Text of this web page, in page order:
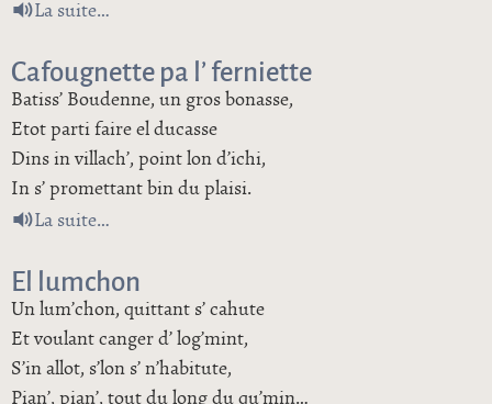
La suitede L’ panier d’ pronnes
Cafougnette pa l’ ferniette
Batiss’ Boudenne, un gros bonasse,
Etot parti faire el ducasse
Dins in villach’, point lon d’ichi,
In s’ promettant bin du plaisi.
La suitede Cafougnette pa l’ ferniette
El lumchon
Un lum’chon, quittant s’ cahute
Et voulant canger d’ log’mint,
S’in allot, s’lon s’ n’habitute,
Pian’, pian’, tout du long du qu’min…